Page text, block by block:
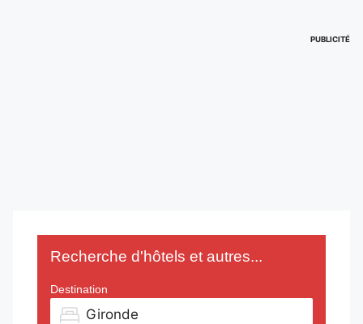
PUBLICITÉ
Recherche d'hôtels et autres...
Destination